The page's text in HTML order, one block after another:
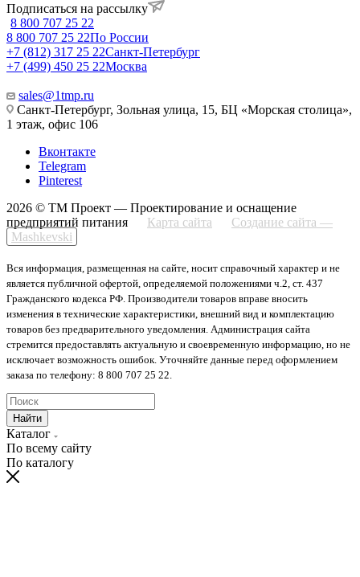
Подписаться на рассылку
8 800 707 25 22
8 800 707 25 22По России
+7 (812) 317 25 22Санкт-Петербург
+7 (499) 450 25 22Москва
sales@1tmp.ru
Санкт-Петербург, Зольная улица, 15, БЦ «Морская столица»,
1 этаж, офис 106
Вконтакте
Telegram
Pinterest
2026 © ТМ Проект — Проектирование и оснащение
предприятий питания
Карта сайта
Создание сайта —
Mashkevski
Вся информация, размещенная на сайте, носит справочный характер и не
является публичной офертой, определяемой положениями ч.2, ст. 437
Гражданского кодекса РФ. Производители товаров вправе вносить
изменения в технические характеристики, внешний вид и комплектацию
товаров без предварительного уведомления. Администрация сайта
стремится предоставлять актуальную и своевременную информацию, но не
исключает возможность ошибок. Уточняйте данные перед оформлением
заказа по телефону: 8 800 707 25 22.
Найти
Каталог
По всему сайту
По каталогу